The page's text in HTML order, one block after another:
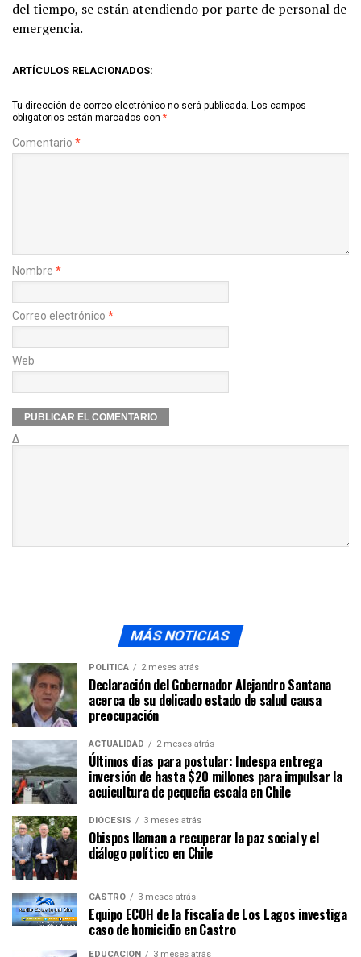
del tiempo, se están atendiendo por parte de personal de
emergencia.
ARTÍCULOS RELACIONADOS:
Tu dirección de correo electrónico no será publicada. Los campos
obligatorios están marcados con *
Comentario *
Nombre *
Correo electrónico *
Web
Δ
MÁS NOTICIAS
POLÍTICA 2 meses atrás
Declaración del Gobernador Alejandro Santana
acerca de su delicado estado de salud causa
preocupación
ACTUALIDAD 2 meses atrás
Últimos días para postular: Indespa entrega
inversión de hasta $20 millones para impulsar la
acuicultura de pequeña escala en Chile
DIÓCESIS 3 meses atrás
Obispos llaman a recuperar la paz social y el
diálogo político en Chile
CASTRO 3 meses atrás
Equipo ECOH de la fiscalía de Los Lagos investiga
caso de homicidio en Castro
EDUCACIÓN 3 meses atrás